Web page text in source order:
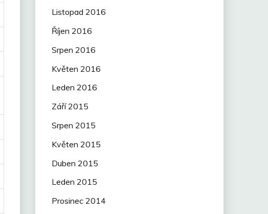
Listopad 2016
Říjen 2016
Srpen 2016
Květen 2016
Leden 2016
Září 2015
Srpen 2015
Květen 2015
Duben 2015
Leden 2015
Prosinec 2014